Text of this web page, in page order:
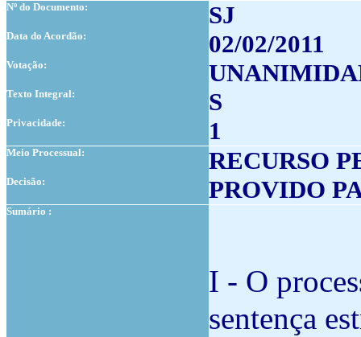
Nº do Documento: SJ
Data do Acordão: 02/02/2011
Votação:
Texto Integral: S
Privacidade: 1
Meio Processual: RECURSO
Decisão: PROVIDO
Sumário :
I - O
sentença